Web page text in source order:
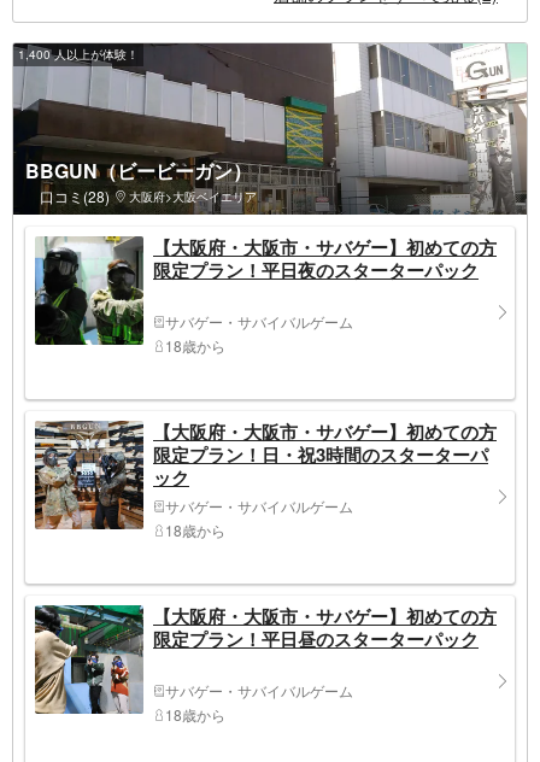
1,400 人以上が体験！
BBGUN（ビービーガン）
口コミ(28) 大阪府>大阪ベイエリア
【大阪府・大阪市・サバゲー】初めての方
限定プラン！平日夜のスターターパック
サバゲー・サバイバルゲーム
18歳から
【大阪府・大阪市・サバゲー】初めての方
限定プラン！日・祝3時間のスターターパ
ック
サバゲー・サバイバルゲーム
18歳から
【大阪府・大阪市・サバゲー】初めての方
限定プラン！平日昼のスターターパック
サバゲー・サバイバルゲーム
18歳から